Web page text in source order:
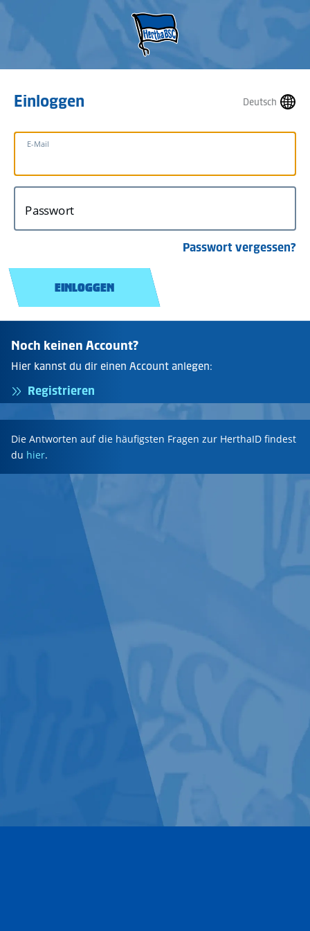
Deutsch
Einloggen
E-Mail
Passwort
Passwort vergessen?
EINLOGGEN
Noch keinen Account?
Hier kannst du dir einen Account anlegen:
Registrieren
Die Antworten auf die häufigsten Fragen zur HerthaID findest
du hier.